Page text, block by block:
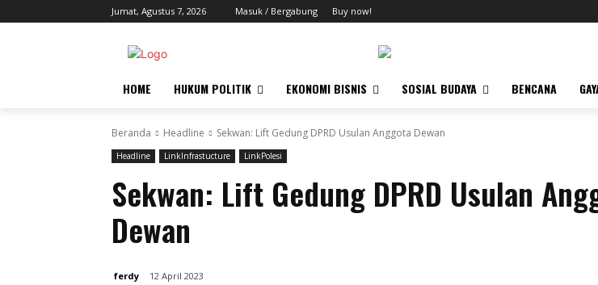
Jumat, Agustus 7, 2026 Masuk / Bergabung Buy now!
HOME HUKUM POLITIK EKONOMI BISNIS SOSIAL BUDAYA BENCANA
Beranda Headline Sekwan: Lift Gedung DPRD Usulan Anggota Dewan
Headline LinkInfrastucture LinkPolesi
Sekwan: Lift Gedung DPRD Usulan
Dewan
ferdy 12 April 2023